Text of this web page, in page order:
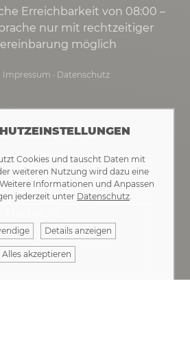
Erreichbarkeit von 08:00 –
nur mit rechtzeitiger
möglich
Impressum · Datenschutz
Nachricht
Cookies und tauscht Daten mit
weiteren Nutzung wird dazu eine
Informationen und Anpassen
jederzeit unter Datenschutz.
Details anzeigen
Alles akzeptieren